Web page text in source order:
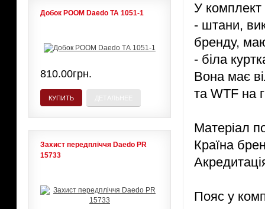
Добок POOM Daedo ТА 1051-1
810.00грн.
КУПИТЬ
Захист передпліччя Daedo PR
15733
У комплект
- штани,
бренду,
- біла
Вона має
та WTF на
Матеріал
Країна
Пояс у